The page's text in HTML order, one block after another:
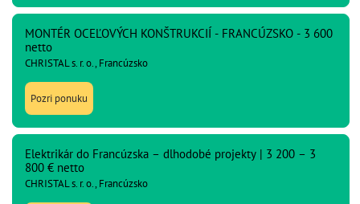
MONTÉR OCEĽOVÝCH KONŠTRUKCIÍ - FRANCÚZSKO - 3 600
netto
CHRISTAL s. r. o., Francúzsko
Pozri ponuku
Elektrikár do Francúzska – dlhodobé projekty | 3 200 – 3
800 € netto
CHRISTAL s. r. o., Francúzsko